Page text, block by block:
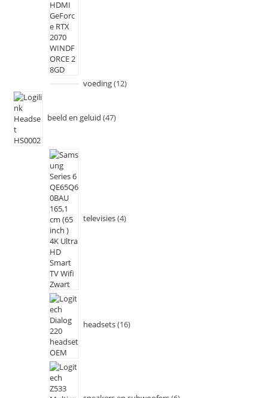
voeding 12
beeld en geluid 47
televisies 4
headsets 16